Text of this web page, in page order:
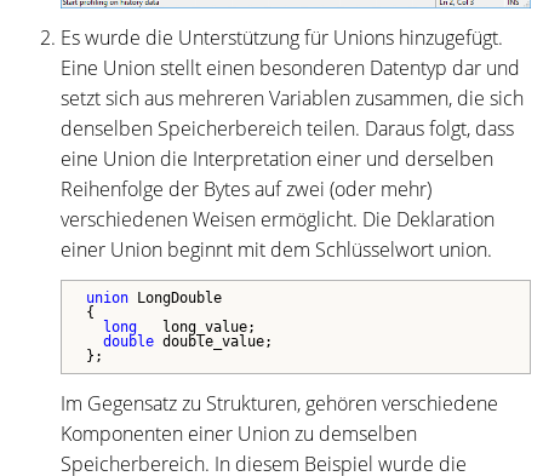
Es wurde die Unterstützung für Unions hinzugefügt.
Eine Union stellt einen besonderen Datentyp dar und
setzt sich aus mehreren Variablen zusammen, die sich
denselben Speicherbereich teilen. Daraus folgt, dass
eine Union die Interpretation einer und derselben
Reihenfolge der Bytes auf zwei (oder mehr)
verschiedenen Weisen ermöglicht. Die Deklaration
einer Union beginnt mit dem Schlüsselwort union.
union LongDouble
{
long long_value;
double double_value;
};
Im Gegensatz zu Strukturen, gehören verschiedene
Komponenten einer Union zu demselben
Speicherbereich. In diesem Beispiel wurde die